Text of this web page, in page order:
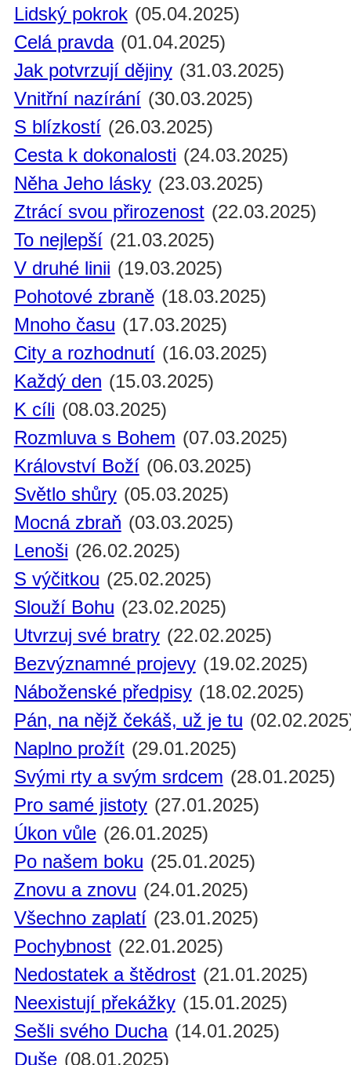
Lidský pokrok (05.04.2025)
Celá pravda (01.04.2025)
Jak potvrzují dějiny (31.03.2025)
Vnitřní nazírání (30.03.2025)
S blízkostí (26.03.2025)
Cesta k dokonalosti (24.03.2025)
Něha Jeho lásky (23.03.2025)
Ztrácí svou přirozenost (22.03.2025)
To nejlepší (21.03.2025)
V druhé linii (19.03.2025)
Pohotové zbraně (18.03.2025)
Mnoho času (17.03.2025)
City a rozhodnutí (16.03.2025)
Každý den (15.03.2025)
K cíli (08.03.2025)
Rozmluva s Bohem (07.03.2025)
Království Boží (06.03.2025)
Světlo shůry (05.03.2025)
Mocná zbraň (03.03.2025)
Lenoši (26.02.2025)
S výčitkou (25.02.2025)
Slouží Bohu (23.02.2025)
Utvrzuj své bratry (22.02.2025)
Bezvýznamné projevy (19.02.2025)
Náboženské předpisy (18.02.2025)
Pán, na nějž čekáš, už je tu
Naplno prožít (29.01.2025)
Svými rty a svým srdcem (28.01.2025)
Pro samé jistoty (27.01.2025)
Úkon vůle (26.01.2025)
Po našem boku (25.01.2025)
Znovu a znovu (24.01.2025)
Všechno zaplatí (23.01.2025)
Pochybnost (22.01.2025)
Nedostatek a štědrost (21.01.2025)
Neexistují překážky (15.01.2025)
Sešli svého Ducha (14.01.2025)
Duše (08.01.2025)